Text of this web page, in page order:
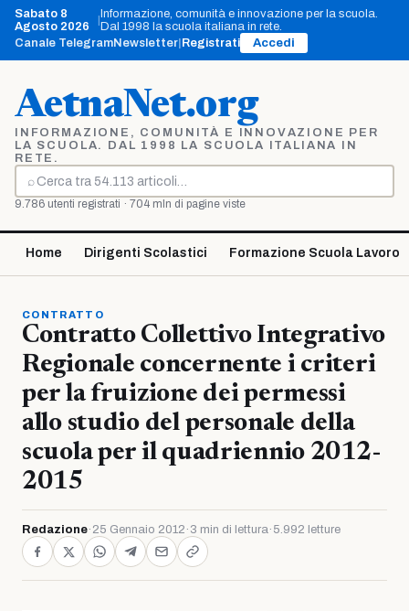
Vai
contenuto
Sabato 8
Agosto 2026
Informazione, comunità e innovazione per la scuola.
Dal 1998 la scuola italiana in rete.
Canale TelegramNewsletter Registrati Accedi
AetnaNet.org
INFORMAZIONE, COMUNITÀ E INNOVAZIONE PER
LA SCUOLA. DAL 1998 LA SCUOLA ITALIANA IN
RETE.
⌕
Cerca
9.786 utenti registrati · 704 mln di pagine viste
Home Dirigenti Scolastici Formazione Scuola Lavoro
CONTRATTO
Contratto Collettivo Integrativo
Regionale concernente i criteri
per la fruizione dei permessi
allo studio del personale della
scuola per il quadriennio 2012-
2015
Redazione· 25 Gennaio 2012 · 3 min di lettura· 5.992 letture